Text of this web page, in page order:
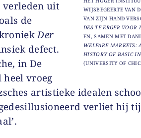
WIJSBEGEERTE VAN
VAN ZIJN HAND
DES TE ERGER VOOR
EN, SAMEN MET
WELFARE MARKETS:
HISTORY OF BASIC
(UNIVERSITY OF
uit
de
Der
defect.
in De
heel vroeg
artistieke idealen
verliet hij